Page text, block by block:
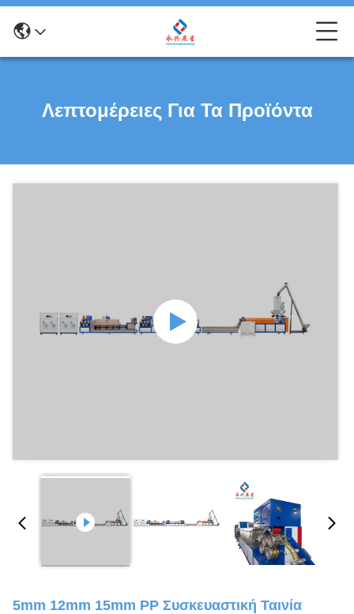
Λεπτομέρειες Για Τα Προϊόντα
5mm 12mm 15mm PP Συσκευαστική Ταινία